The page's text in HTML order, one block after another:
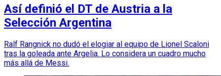
Así definió el DT de Austria a la
Selección Argentina
Ralf Rangnick no dudó el elogiar al equipo de Lionel Scaloni
tras la goleada ante Argelia. Lo considera un cuadro mucho
más allá de Messi.